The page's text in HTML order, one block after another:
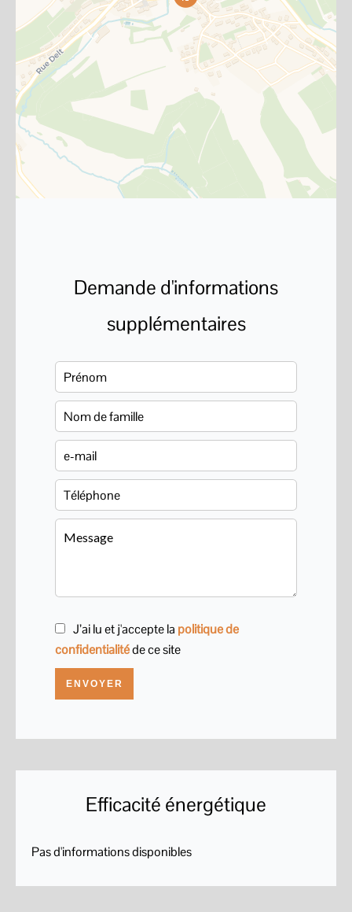
Demande d'informations
supplémentaires
J’ai lu et j'accepte la politique de
confidentialitéde ce site
ENVOYER
Efficacité énergétique
Pas d'informations disponibles